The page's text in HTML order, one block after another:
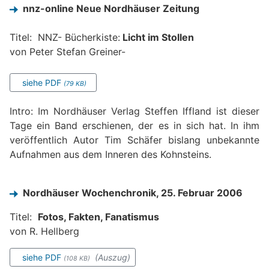
nnz-online Neue Nordhäuser Zeitung
Titel: NNZ- Bücherkiste: Licht im Stollen
von Peter Stefan Greiner-
siehe PDF (79 KB)
Intro: Im Nordhäuser Verlag Steffen Iffland ist dieser
Tage ein Band erschienen, der es in sich hat. In ihm
veröffentlich Autor Tim Schäfer bislang unbekannte
Aufnahmen aus dem Inneren des Kohnsteins.
Nordhäuser Wochenchronik, 25. Februar 2006
Titel: Fotos, Fakten, Fanatismus
von R. Hellberg
siehe PDF (108 KB) (Auszug)